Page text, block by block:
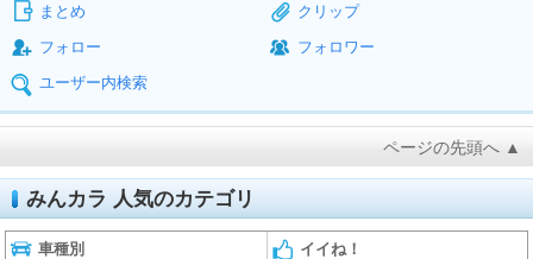
まとめ
クリップ
フォロー
フォロワー
ユーザー内検索
ページの先頭へ ▲
みんカラ 人気のカテゴリ
車種別 イイね！